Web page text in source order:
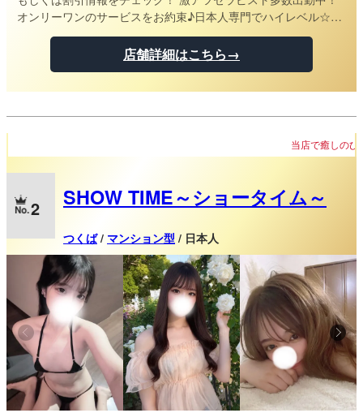
オンリーワンのサービスをお約束♪日本人専門でハイレベル☆最
高級の体験を貴方に！必ず満足頂けることを約束致します【ク
店舗詳細はこちら→
2 SHOW TIME～ショータイム～
つくば/ マンション型 / 日本人